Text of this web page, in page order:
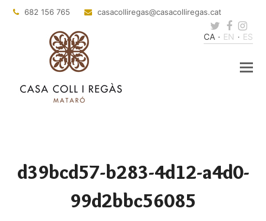
682 156 765 casacolliregas@casacolliregas.cat
Twitter
CA EN ES
d39bcd57-b283-4d12-a4d0-
99d2bbc56085